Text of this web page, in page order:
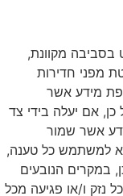
בסביבה מקוונת,
מפני חדירות
מידע אשר
כן, אם יעלה בידי צד
אשר שמור
למשתמש כל טענה,
במקרים הנובעים
נזק ו/או פגיעה מכל